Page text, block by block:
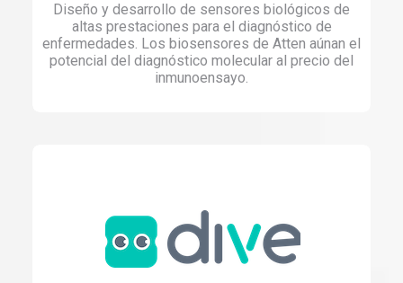
Diseño y desarrollo de sensores biológicos de
altas prestaciones para el diagnóstico de
enfermedades. Los biosensores de Atten aúnan el
potencial del diagnóstico molecular al precio del
inmunoensayo.